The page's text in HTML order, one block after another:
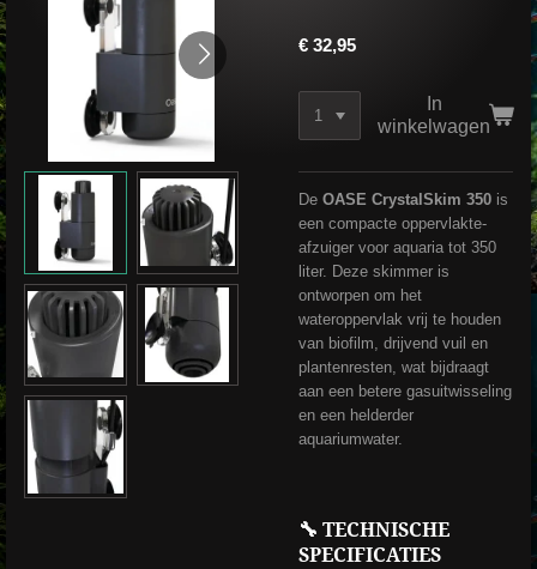
€ 32,95
In
winkelwagen
De OASE CrystalSkim 350 is
een compacte oppervlakte-
afzuiger voor aquaria tot 350
liter. Deze skimmer is
ontworpen om het
wateroppervlak vrij te houden
van biofilm, drijvend vuil en
plantenresten, wat bijdraagt
aan een betere gasuitwisseling
en een helderder
aquariumwater.
🔧 TECHNISCHE
SPECIFICATIES